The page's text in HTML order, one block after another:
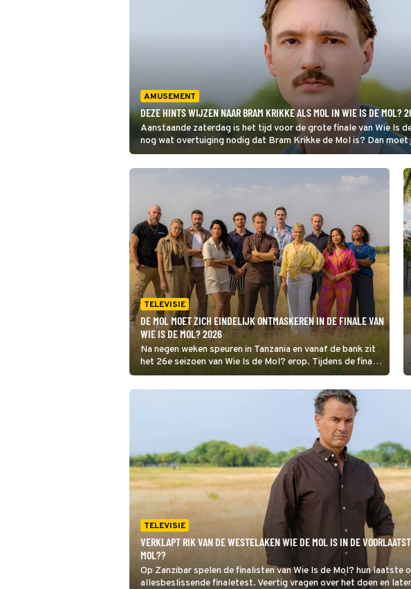
AMUSEMENT
DEZE HINTS WIJZEN NAAR BRAM KRIKKE ALS MOL IN WIE IS DE MOL?
Aanstaande zaterdag is het tijd voor de grote finale van Wie Is
nog wat overtuiging nodig dat Bram Krikke de Mol is? Dan
TELEVISIE
DE MOL MOET ZICH EINDELIJK ONTMASKEREN IN DE FINALE VAN
WIE IS DE MOL? 2026
Na negen weken speuren in Tanzania en vanaf de bank zit
het 26e seizoen van Wie Is de Mol? erop. Tijdens de finale
in Nederland maakt de Mol zich bekend en wordt het
duidelijk welke hints verwezen naar zijn of haar identiteit.
TELEVISIE
VERKLAPT RIK VAN DE WESTELAKEN WIE DE MOL IS IN DE
MOL??
Op Zanzibar spelen de finalisten van Wie Is de Mol? hun laatste
allesbeslissende finaletest. Veertig vragen over het doen en